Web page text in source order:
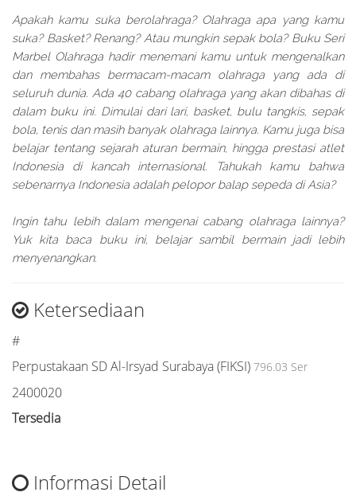
Apakah kamu suka berolahraga? Olahraga apa yang kamu
suka? Basket? Renang? Atau mungkin sepak bola? Buku Seri
Marbel Olahraga hadir menemani kamu untuk mengenalkan
dan membahas bermacam-macam olahraga yang ada di
seluruh dunia. Ada 40 cabang olahraga yang akan dibahas di
dalam buku ini. Dimulai dari lari, basket, bulu tangkis, sepak
bola, tenis dan masih banyak olahraga lainnya. Kamu juga bisa
belajar tentang sejarah aturan bermain, hingga prestasi atlet
Indonesia di kancah internasional. Tahukah kamu bahwa
sebenarnya Indonesia adalah pelopor balap sepeda di Asia?
Ingin tahu lebih dalam mengenai cabang olahraga lainnya?
Yuk kita baca buku ini, belajar sambil bermain jadi lebih
menyenangkan.
Ketersediaan
#
Perpustakaan SD Al-Irsyad Surabaya (FIKSI) 796.03 Ser
2400020
Tersedia
Informasi Detail